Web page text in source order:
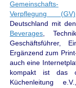
Gemeinschafts-
Verpflegung (GV)
Deutschland mit
Beverages,
Geschäftsführer,
Ergänzend zum
auch eine
kompakt ist das
Küchenleitung